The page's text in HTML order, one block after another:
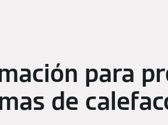
para
de